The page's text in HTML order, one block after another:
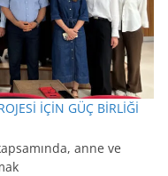
İÇİN GÜÇ BİRLİĞİ
anne ve